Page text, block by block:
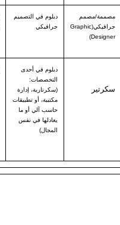
مصممة/مصمم
جرافيكي(Graphic
Designer)
دبلوم في التصميم
جرافيكي
سكرتير
دبلوم في أحدى
التخصصات:
(سكرتارية، إدارة
مكتبية، أو تطبيقات
حاسب آلي أو ما
يعادلها في نفس
المجال)